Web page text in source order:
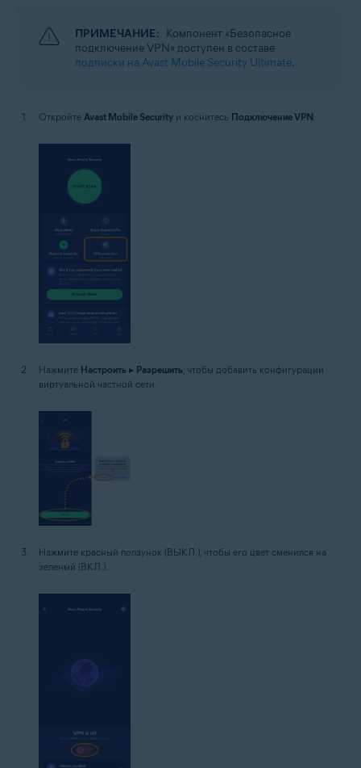
ПРИМЕЧАНИЕ: Компонент «Безопасное
подключение VPN» доступен в составе
подписки на Avast Mobile Security Ultimate.
Откройте Avast Mobile Security и коснитесь Подключение VPN.
Нажмите Настроить ▸ Разрешить , чтобы добавить конфигурации
виртуальной частной сети.
Нажмите красный ползунок (ВЫКЛ.), чтобы его цвет сменился на
зеленый (ВКЛ.).